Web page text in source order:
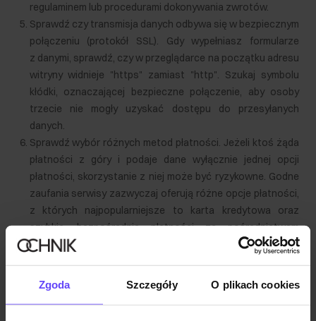
Zgoda Szczegóły O plikach cookies
regulaminem lub procedurami dokonywania zwrotów.
Sprawdź czy transmisja danych odbywa się w bezpiecznym
połączeniu (protokół SSL). Gdy wypełniasz formularze
z danymi, sprawdź, czy w przeglądarce na początku adresu
witryny widnieje "https" zamiast "http". Szukaj symbolu
kłódki, oznaczającej bezpieczne połączenie, aby osoby
trzecie nie mogły uzyskać dostępu do przesyłanych
danych.
Sprawdź wybór różnych metod płatności. Jeżeli ktoś żąda
płatności z góry i podaje dane wyłącznie jednej opcji
płatności, skorzystanie z niej może być ryzykowne. Godne
zaufania serwisy zazwyczaj oferują różne opcje płatności,
z których najpopularniejsze to karta kredytowa oraz
szybkie, bezpośrednie płatności za pośrednictwem
różnych banków. Operatorzy płatności, którzy obsługują
programy ochrony kupujących. Nie należy ujawniać
swojego kodu PIN, zwłaszcza w Internecie – żaden